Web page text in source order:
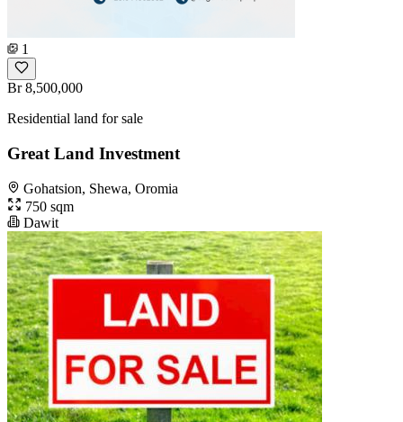
1
Br 8,500,000
Residential land for sale
Great Land Investment
Gohatsion, Shewa, Oromia
750 sqm
Dawit